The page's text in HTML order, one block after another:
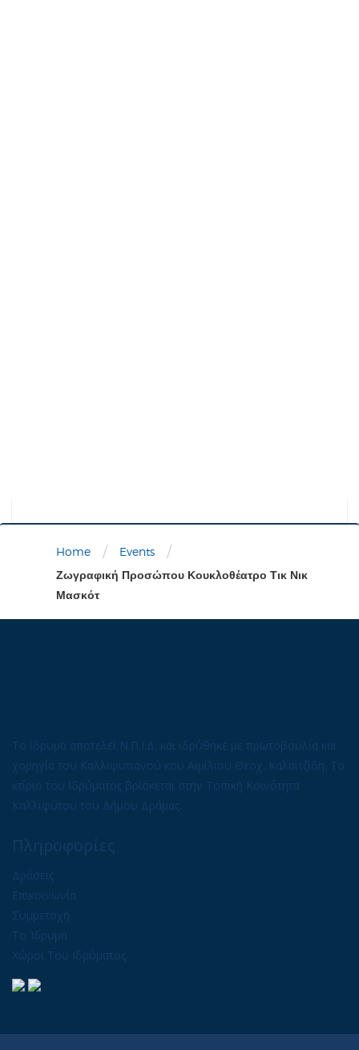
Home / Events /
Ζωγραφική Προσώπου Κουκλοθέατρο Τικ Νικ
Μασκότ
Το ίδρυμα αποτελεί Ν.Π.Ι.Δ. και ιδρύθηκε με πρωτοβουλία και
χορηγία του Καλλιφυτιανού κου Αιμίλιου Θεοχ. Καλαϊτζίδη. Το
κτίριο του Ιδρύματος βρίσκεται στην Τοπική Κοινότητα
Καλλιφύτου του Δήμου Δράμας.
Πληροφορίες
Δράσεις
Επικοινωνία
Συμμετοχή
Το Ίδρυμα
Χώροι Του Ιδρύματος